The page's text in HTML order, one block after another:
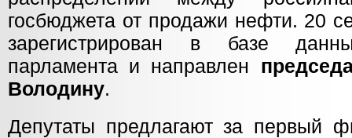
госбюджета от продажи нефти. 20
зарегистрирован в базе
парламента и направлен
Володину.
Депутаты предлагают за первый